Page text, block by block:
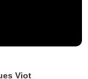
Viot